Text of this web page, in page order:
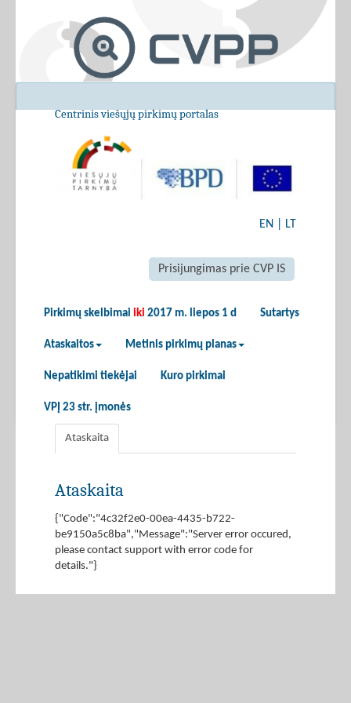
Centrinis viešųjų pirkimų portalas
EN LT
Prisijungimas prie CVP IS
Pirkimų skelbimai iki 2017 m. liepos 1 d Sutartys
Ataskaitos Metinis pirkimų planas
Nepatikimi tiekėjai Kuro pirkimai
VPĮ 23 str. įmonės
Ataskaita
Ataskaita
{"Code":"4c32f2e0-00ea-4435-b722-
be9150a5c8ba","Message":"Server error occured,
please contact support with error code for
details."}